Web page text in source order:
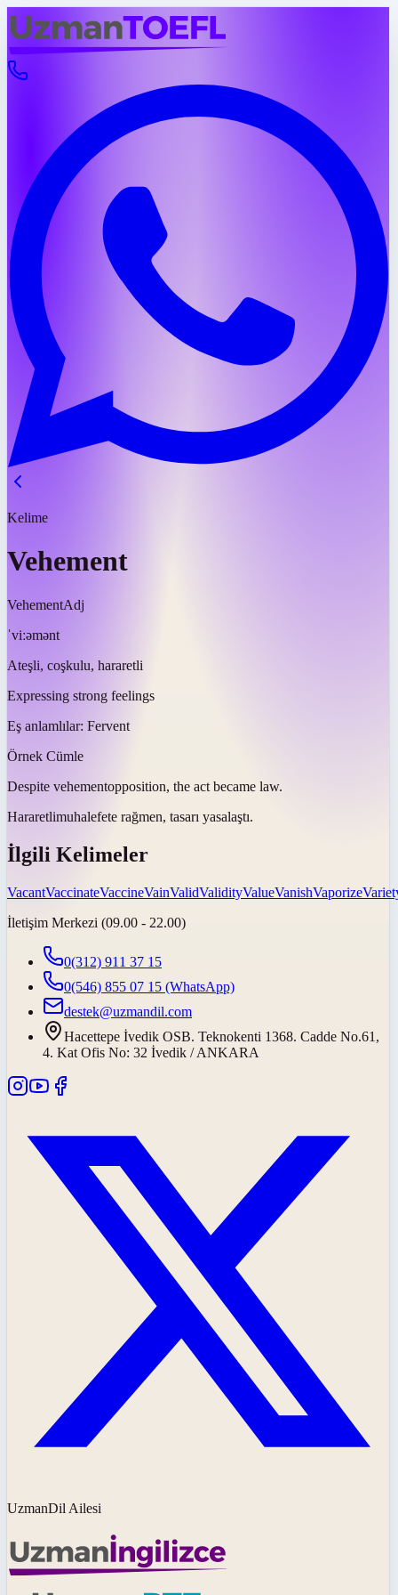
Kelime
Vehement
VehementAdj
ˈviːəmənt
Ateşli, coşkulu, hararetli
Expressing strong feelings
Eş anlamlılar: Fervent
Örnek Cümle
Despite vehementopposition, the act became law.
Hararetlimuhalefete rağmen, tasarı yasalaştı.
İlgili Kelimeler
VacantVaccinateVaccineVainValidValidityValueVanishVaporize
İletişim Merkezi (09.00 - 22.00)
0(312) 911 37 15
0(546) 855 07 15 (WhatsApp)
destek@uzmandil.com
Hacettepe İvedik OSB. Teknokenti 1368. Cadde No.61,
4. Kat Ofis No: 32 İvedik / ANKARA
UzmanDil Ailesi